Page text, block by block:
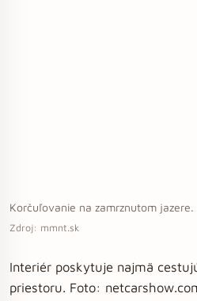
Korčuľovanie na zamrznutom jazere.
Zdroj: mmnt.sk
Interiér poskytuje najmä
priestoru. Foto: